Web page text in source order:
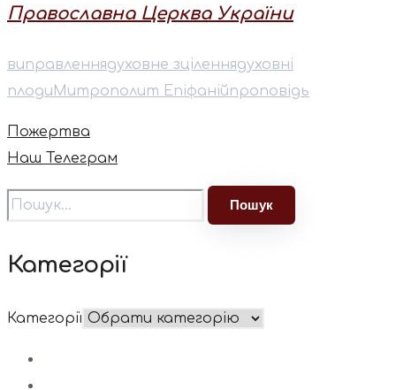
Православна Церква України
виправленнядуховне зціленнядуховні
плоди ⁠Митрополит Епіфанійпроповідь
Пожертва
Наш Телеграм
Категорії
Категорії